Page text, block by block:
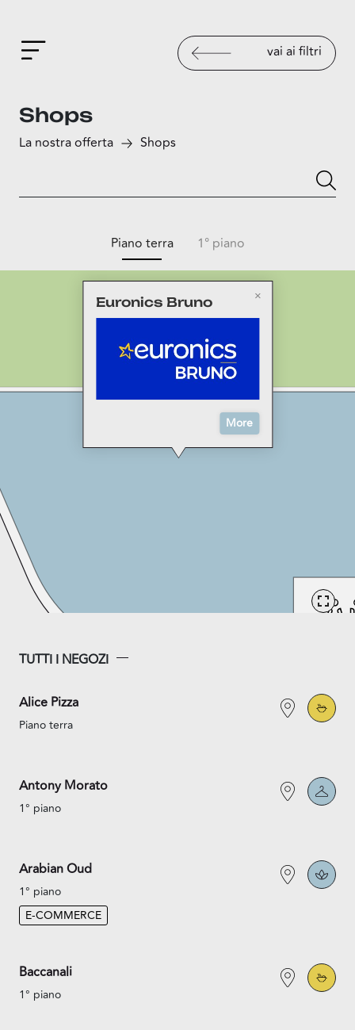
vai ai filtri
Shops
La nostra offerta Shops
Euronics Bruno
More
Piano terra 1° piano
TUTTI I NEGOZI
Alice Pizza
Piano terra
Antony Morato
1° piano
Arabian Oud
1° piano
E-COMMERCE
Baccanali
1° piano